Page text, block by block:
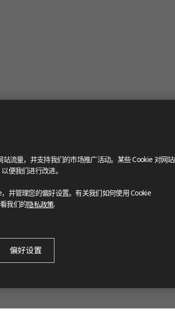
流量，并支持我们的市场推广活动。某些 Cookie 对网
便我们进行改进。
并管理您的偏好设置。有关我们如何使用 Cookie
我们的隐私政策.
偏好设置